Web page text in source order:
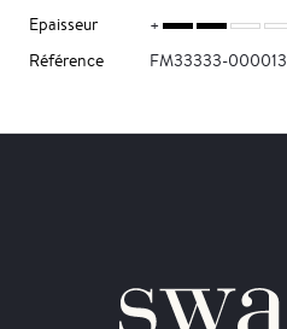
Epaisseur
Référence
FM33333-000013